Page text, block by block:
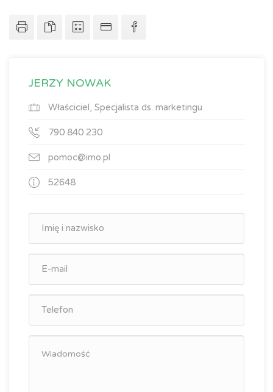
JERZY NOWAK
Właściciel, Specjalista ds. marketingu
790 840 230
pomoc@imo.pl
52648